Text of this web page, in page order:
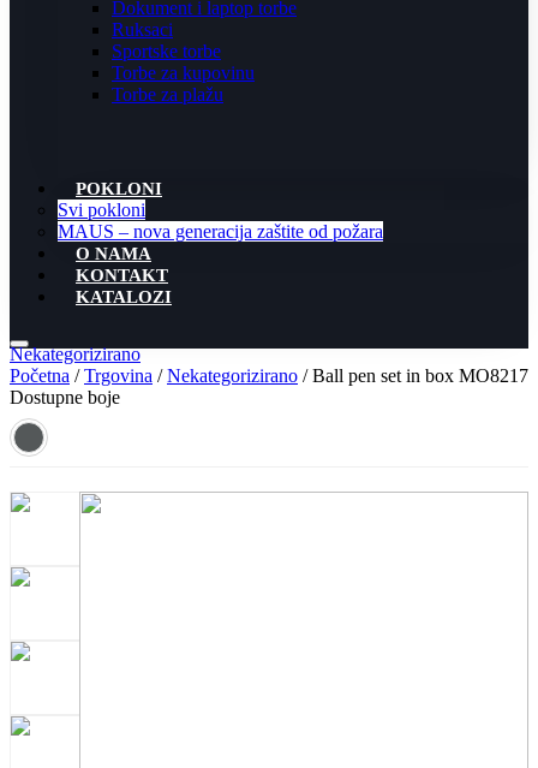
Dokument i laptop torbe
Ruksaci
Sportske torbe
Torbe za kupovinu
Torbe za plažu
POKLONI
Svi pokloni
MAUS – nova generacija zaštite od požara
O NAMA
KONTAKT
KATALOZI
Nekategorizirano
Početna /Trgovina /Nekategorizirano / Ball pen set in box MO8217
Dostupne boje